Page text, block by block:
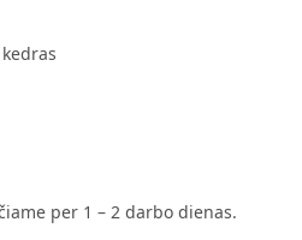
per 1 – 2 darbo dienas.